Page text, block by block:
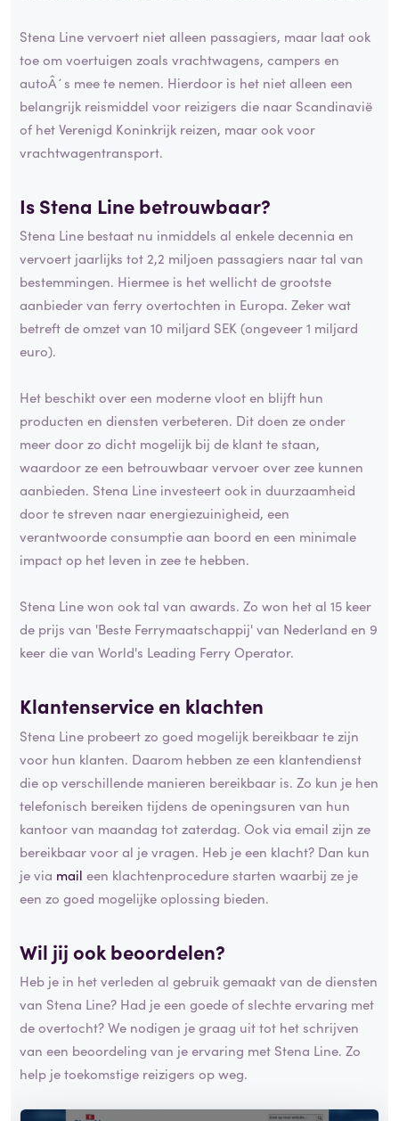
Stena Line vervoert niet alleen passagiers, maar laat ook
toe om voertuigen zoals vrachtwagens, campers en
autoÂ´s mee te nemen. Hierdoor is het niet alleen een
belangrijk reismiddel voor reizigers die naar Scandinavië
of het Verenigd Koninkrijk reizen, maar ook voor
vrachtwagentransport.
Is Stena Linebetrouwbaar?
Stena Line bestaat nu inmiddels al enkele decennia en
vervoert jaarlijks tot 2,2 miljoen passagiers naar tal van
bestemmingen. Hiermee is het wellicht de grootste
aanbieder van ferry overtochten in Europa. Zeker wat
betreft de omzet van 10 miljard SEK (ongeveer 1 miljard
euro).
Het beschikt over een moderne vloot en blijft hun
producten en diensten verbeteren. Dit doen ze onder
meer door zo dicht mogelijk bij de klant te staan,
waardoor ze een betrouwbaar vervoer over zee kunnen
aanbieden. Stena Line investeert ook in duurzaamheid
door te streven naar energiezuinigheid, een
verantwoorde consumptie aan boord en een minimale
impact op het leven in zee te hebben.
Stena Line won ook tal van awards. Zo won het al 15 keer
de prijs van 'Beste Ferrymaatschappij' van Nederland en 9
keer die van World's Leading Ferry Operator.
Klantenservice en klachten
Stena Line probeert zo goed mogelijk bereikbaar te zijn
voor hun klanten. Daarom hebben ze een klantendienst
die op verschillende manieren bereikbaar is. Zo kun je hen
telefonisch bereiken tijdens de openingsuren van hun
kantoor van maandag tot zaterdag. Ook via email zijn ze
bereikbaar voor al je vragen. Heb je een klacht? Dan kun
je via mail een klachtenprocedure starten waarbij ze je
een zo goed mogelijke oplossing bieden.
Wil jij ook beoordelen?
Heb je in het verleden al gebruik gemaakt van de diensten
van Stena Line? Had je een goede of slechte ervaring met
de overtocht? We nodigen je graag uit tot het schrijven
van een beoordeling van je ervaring met Stena Line. Zo
help je toekomstige reizigers op weg.